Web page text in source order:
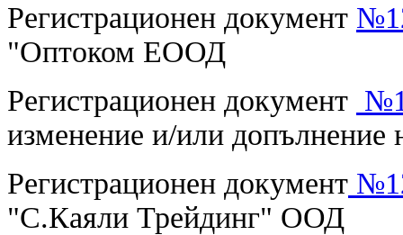
Регистрационен документ
"Оптоком ЕООД
Регистрационен документ
изменение и/или
Регистрационен документ
"С.Каяли Трейдинг" ООД